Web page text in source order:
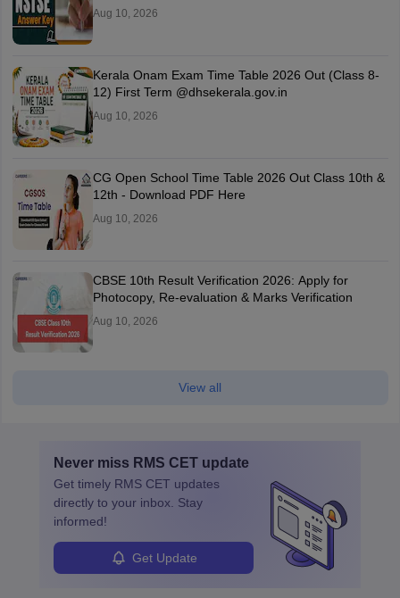
Aug 10, 2026
Kerala Onam Exam Time Table 2026 Out (Class 8-
12) First Term @dhsekerala.gov.in
Aug 10, 2026
CG Open School Time Table 2026 Out Class 10th &
12th - Download PDF Here
Aug 10, 2026
CBSE 10th Result Verification 2026: Apply for
Photocopy, Re-evaluation & Marks Verification
Aug 10, 2026
View all
Never miss RMS CET update
Get timely RMS CET updates
directly to your inbox. Stay
informed!
Get Update